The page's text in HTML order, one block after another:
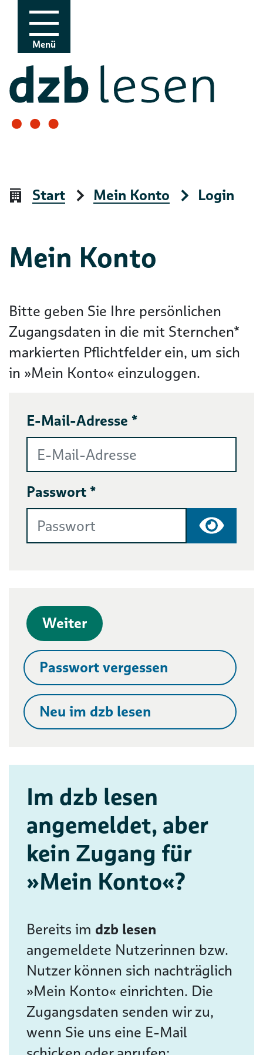
Zur Navigation
Zum Inhalt
Menü
Start Mein Konto Login
Mein Konto
Bitte geben Sie Ihre persönlichen
Zugangsdaten in die mit Sternchen*
markierten Pflichtfelder ein, um sich
in »Mein Konto« einzuloggen.
E-Mail-Adresse *
Passwort *
Weiter
Passwort vergessen
Neu im dzb lesen
Im dzb lesen
angemeldet, aber
kein Zugang für
»Mein Konto«?
Bereits im dzb lesen
angemeldete Nutzerinnen bzw.
Nutzer können sich nachträglich
»Mein Konto« einrichten. Die
Zugangsdaten senden wir zu,
wenn Sie uns eine E-Mail